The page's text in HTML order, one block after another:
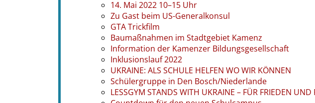
14. Mai 2022 10–15 Uhr
Zu Gast beim US-Generalkonsul
GTA Trickfilm
Baumaßnahmen im Stadtgebiet Kamenz
Information der Kamenzer Bildungsgesellschaft
Inklusionslauf 2022
UKRAINE: ALS SCHULE HELFEN WO WIR KÖNNEN
Schülergruppe in Den Bosch/Niederlande
LESSGYM STANDS WITH UKRAINE – FÜR FRIEDEN UND